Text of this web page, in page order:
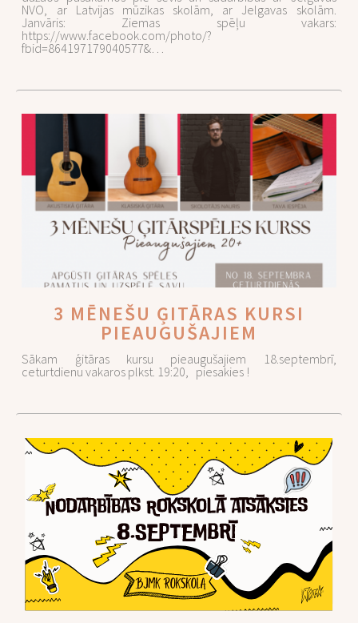
NVO, ar Latvijas mūzikas skolām, ar Jelgavas skolām.
Janvāris: Ziemas spēļu vakars:
https://www.facebook.com/photo/?
fbid=864197179040577&…
3 MĒNEŠU ĢITĀRAS KURSI
PIEAUGUŠAJIEM
Sākam ģitāras kursu pieaugušajiem 18.septembrī,
ceturtdienu vakaros plkst. 19:20, piesakies !